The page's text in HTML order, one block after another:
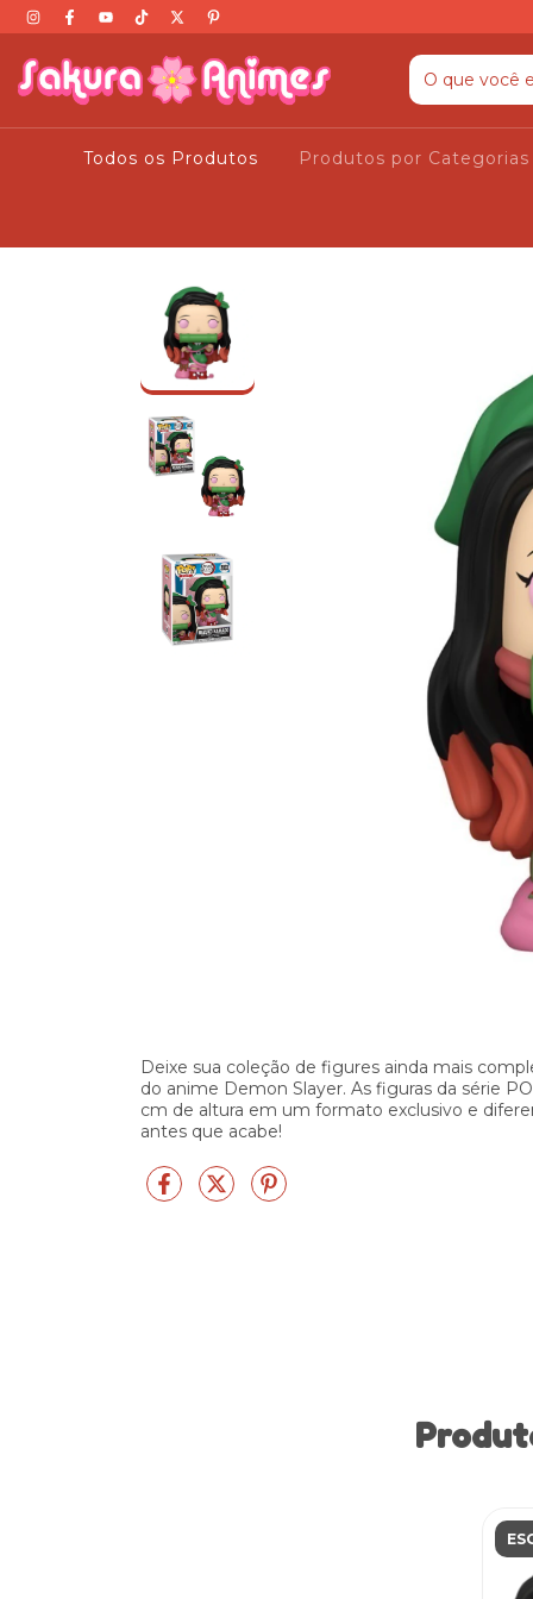
Todos os Produtos Produtos por
Deixe sua coleção de figures ainda mais
do anime Demon Slayer. As figuras da série
cm de altura em um formato exclusivo e
antes que acabe!